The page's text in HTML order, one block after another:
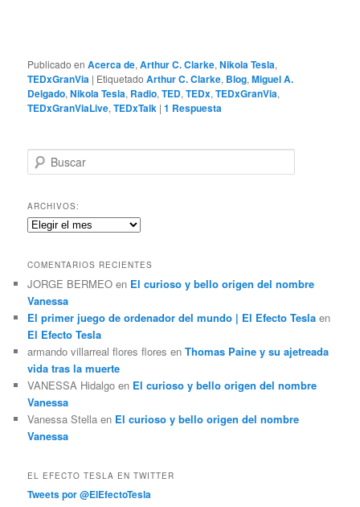
Publicado en Acerca de,Arthur C. Clarke,Nikola Tesla,
TEDxGranVia | Etiquetado Arthur C. Clarke, Blog,Miguel A.
Delgado,Nikola Tesla, Radio,TED,TEDx,TEDxGranVia,
TEDxGranViaLive,TEDxTalk |1 Respuesta
u
c
a
r
ARCHIVOS:
Archivos:
COMENTARIOS RECIENTES
JORGE BERMEO en El curioso y bello origen del nombre
Vanessa
El primer juego de ordenador del mundo | El Efecto Tesla en
El Efecto Tesla
armando villarreal flores flores enThomas Paine y su ajetreada
vida tras la muerte
VANESSA Hidalgo en El curioso y bello origen del nombre
Vanessa
Vanessa Stella en El curioso y bello origen del nombre
Vanessa
EL EFECTO TESLA EN TWITTER
Tweets por @ElEfectoTesla